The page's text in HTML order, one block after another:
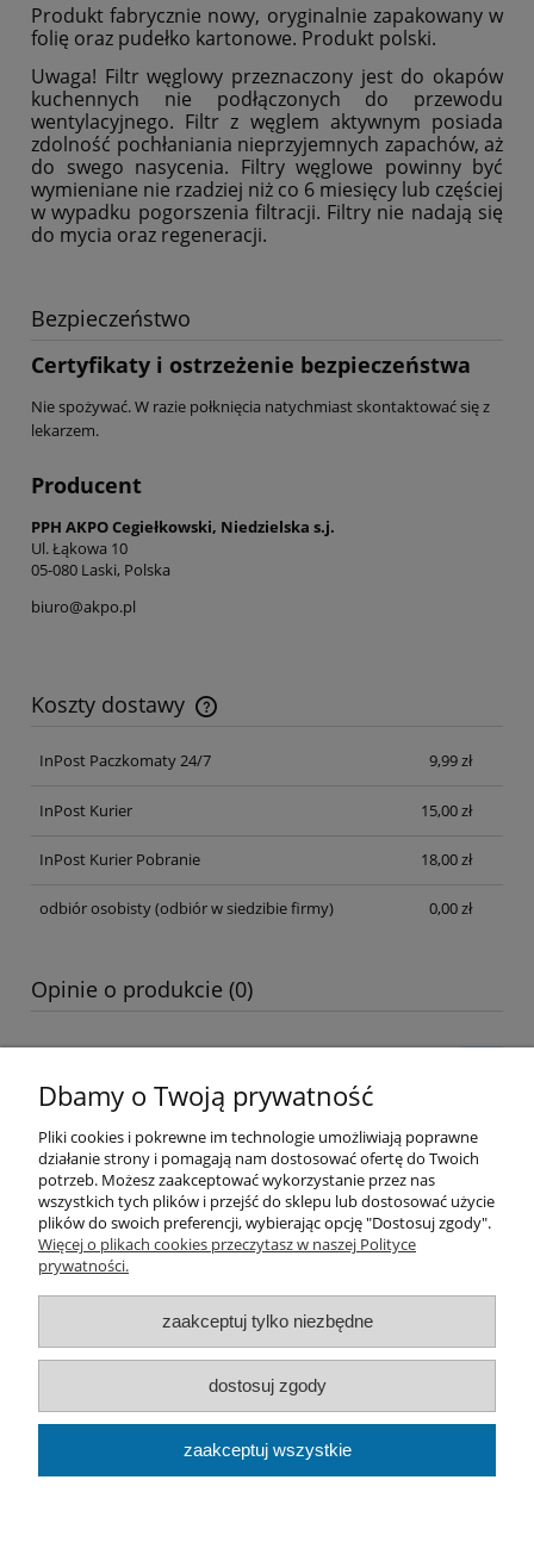
Produkt fabrycznie nowy, oryginalnie zapakowany w
folię oraz pudełko kartonowe. Produkt polski.
Uwaga! Filtr węglowy przeznaczony jest do okapów
kuchennych nie podłączonych do przewodu
wentylacyjnego. Filtr z węglem aktywnym posiada
zdolność pochłaniania nieprzyjemnych zapachów, aż
do swego nasycenia. Filtry węglowe powinny być
wymieniane nie rzadziej niż co 6 miesięcy lub częściej
w wypadku pogorszenia filtracji. Filtry nie nadają się
do mycia oraz regeneracji.
Bezpieczeństwo
Certyfikaty i ostrzeżenie bezpieczeństwa
Nie spożywać. W razie połknięcia natychmiast skontaktować się z
lekarzem.
Producent
PPH AKPO Cegiełkowski, Niedzielska s.j.
Ul. Łąkowa 10
05-080 Laski, Polska
biuro@akpo.pl
Koszty dostawy
Cena nie zawiera ewentualnych kosztów płatności
InPost Paczkomaty 24/7
9,99 zł
InPost Kurier 15,00 zł
InPost Kurier Pobranie 18,00 zł
odbiór osobisty(odbiór w siedzibie firmy) 0,00 zł
Opinie o produkcie (0)
Pomoc
Moje konto
Informacje
O nas
Best Flow | Ludwika Rydygiera 19/210, 01-793 Warszawa |
Tel: 661945198 Mail:kontakt@bestflow.pl|NIP: 7542757743 |
Dbamy o Twoją prywatność
Pliki cookies i pokrewne im technologie umożliwiają poprawne
działanie strony i pomagają nam dostosować ofertę do Twoich
potrzeb. Możesz zaakceptować wykorzystanie przez nas
wszystkich tych plików i przejść do sklepu lub dostosować użycie
plików do swoich preferencji, wybierając opcję "Dostosuj zgody".
Więcej o plikach cookies przeczytasz w naszej Polityce
prywatności.
zaakceptuj tylko niezbędne
dostosuj zgody
zaakceptuj wszystkie